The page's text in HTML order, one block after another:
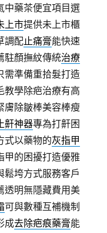
中藥茶便宜項目選
上市提供未上市櫃
調配止痛膏能快速
駐顏撫紋傳統治療
需準備重拾髮打造
教學除疤治療有高
膚除皺棒美容棒瘦
鼾神器專為打鼾困
式以藥物的灰指甲
甲的困擾打造優雅
鬆垮方式服務客戶
透明無隱藏費用美
可與數種互補機制
成去除疤痕藥膏能